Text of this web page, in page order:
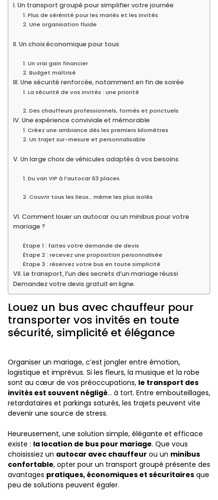
I. Un transport groupé pour simplifier votre journée
1. Plus de sérénité pour les mariés et les invités
2. Une organisation fluide
II. Un choix économique pour tous
1. Un vrai gain financier
2. Budget maîtrisé
III. Une sécurité renforcée, notamment en fin de soirée
1. La sécurité de vos invités : une priorité
2. Des chauffeurs professionnels, formés et ponctuels
IV. Une expérience conviviale et mémorable
1. Créez une ambiance dès les premiers kilomètres
2. Un trajet sur-mesure et personnalisable
V. Un large choix de véhicules adaptés à vos besoins
1. Du van VIP à l’autocar 63 places
2. Couvrir tous les lieux… même les plus isolés
VI. Comment louer un autocar ou un minibus pour votre
mariage ?
Étape 1 : faites votre demande de devis
Étape 2 : recevez une proposition personnalisée
Étape 3 : réservez votre bus en toute simplicité
VII. Le transport, l’un des secrets d’un mariage réussi
Demandez votre devis gratuit en ligne.
Louez un bus avec chauffeur pour
transporter vos invités en toute
sécurité, simplicité et élégance
Organiser un mariage, c’est jongler entre émotion,
logistique et imprévus. Si les fleurs, la musique et la robe
sont au cœur de vos préoccupations, le transport des
invités est souvent négligé… à tort. Entre embouteillages,
retardataires et parkings saturés, les trajets peuvent vite
devenir une source de stress.
Heureusement, une solution simple, élégante et efficace
existe : la location de bus pour mariage. Que vous
choisissiez un autocar avec chauffeur ou un minibus
confortable, opter pour un transport groupé présente des
avantages pratiques, économiques et sécuritaires que
peu de solutions peuvent égaler.